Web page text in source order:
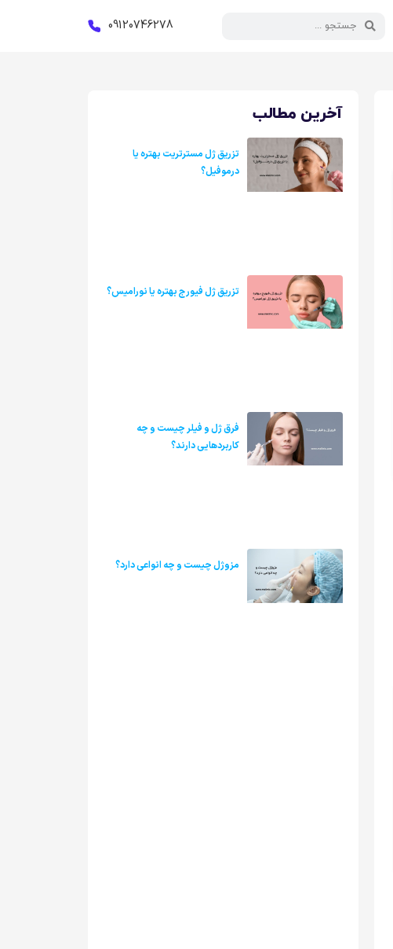
09120746278
آخرین مطالب
تزریق ژل مسترتریت بهتره یا
درموفیل؟
تزریق ژل فیورج بهتره یا نورامیس؟
فرق ژل و فیلر چیست و چه
کاربردهایی دارند؟
مزوژل چیست و چه انواعی دارد؟